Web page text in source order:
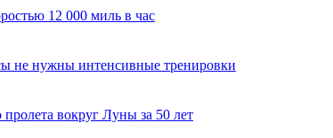
12 000 миль в час
не нужны интенсивные тренировки
вокруг Луны за 50 лет